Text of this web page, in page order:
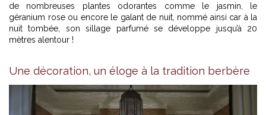
de nombreuses plantes odorantes comme le jasmin, le
géranium rose ou encore le galant de nuit, nommé ainsi car à la
nuit tombée, son sillage parfumé se développe jusqu’à 20
mètres alentour !
Une décoration, un éloge à la tradition berbère